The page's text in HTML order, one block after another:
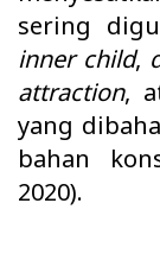
sering
inner child,
attraction,
yang
bahan
2020).